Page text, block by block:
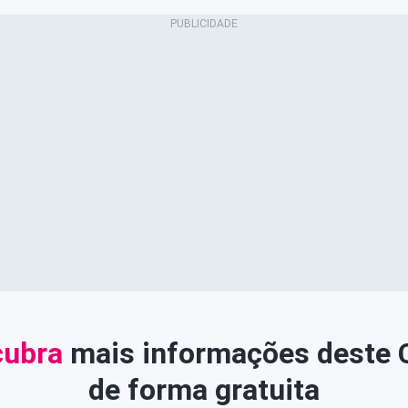
mais informações deste
de forma gratuita